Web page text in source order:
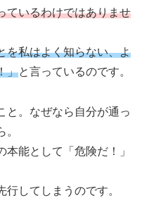
ているわけではありませ
を私はよく知らない、よ
」と言っているのです。
と。なぜなら自分が通っ
能として「危険だ！」
してしまうのです。